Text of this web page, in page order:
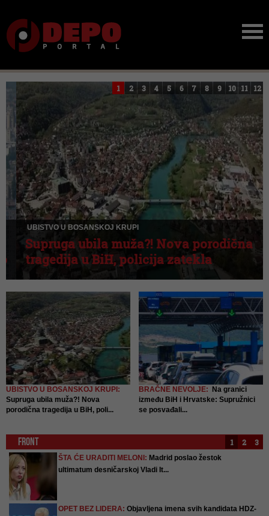
1 2 3 4 5 6 7 8 9 10 11 12
UBISTVO U BOSANSKOJ KRUPI
Supruga ubila muža?! Nova porodična
tragedija u BiH, policija zatekla
beživotno tijelo muškarca
UBISTVO U BOSANSKOJ KRUPI:
Supruga ubila muža?! Nova
porodična tragedija u BiH, poli...
BRAČNE NEVOLJE:
Na granici
između BiH i Hrvatske: Supružnici
se posvađali...
FRONT 1 2 3
ŠTA ĆE URADITI MELONI: Madrid poslao žestok
ultimatum desničarskoj Vladi It...
OPET BEZ LIDERA: Objavljena imena svih kandidata HDZ-